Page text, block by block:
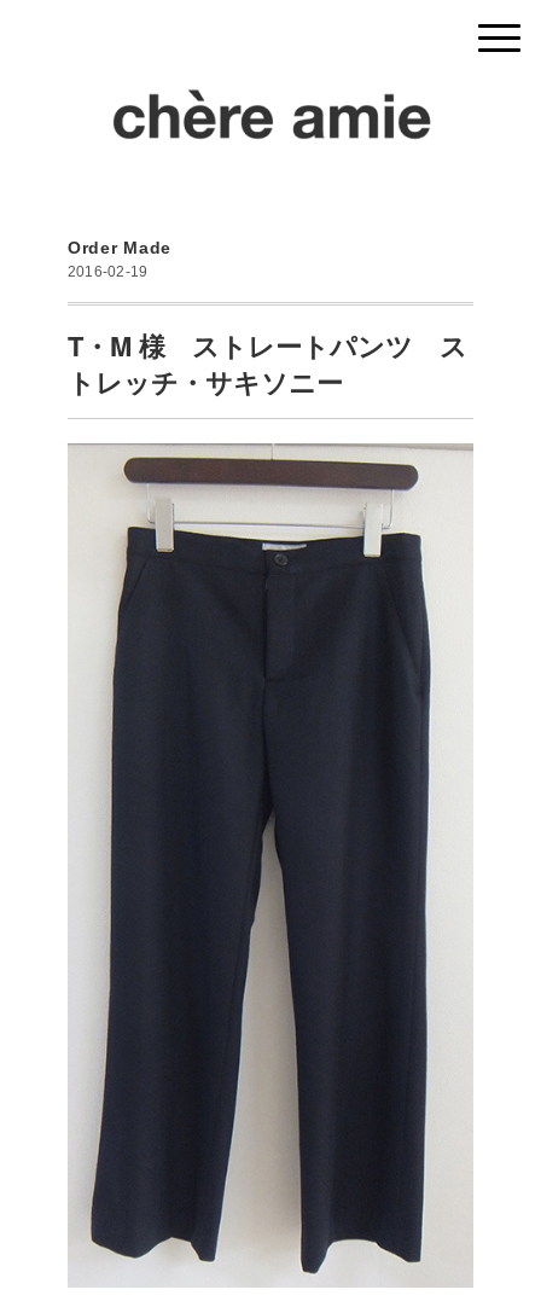
Order Made
2016-02-19
T・M 様 ストレートパンツ ス
トレッチ・サキソニー